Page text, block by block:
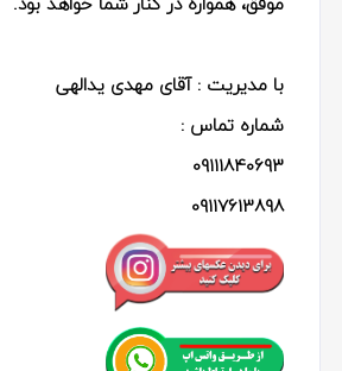
با مدیریت : آقای مهدی یدالهی
شماره تماس :
09111840693
09117613898